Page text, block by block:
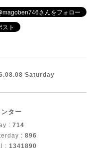
Saturday
ター
: 714
: 896
: 1341890